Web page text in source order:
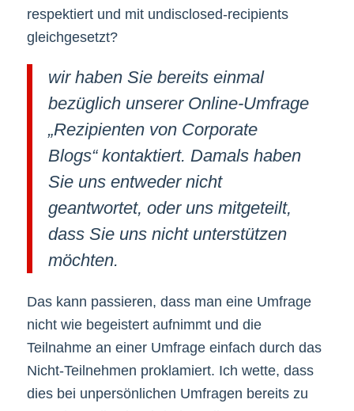
respektiert und mit undisclosed-recipients
gleichgesetzt?
wir haben Sie bereits einmal
bezüglich unserer Online-Umfrage
„Rezipienten von Corporate
Blogs“ kontaktiert. Damals haben
Sie uns entweder nicht
geantwortet, oder uns mitgeteilt,
dass Sie uns nicht unterstützen
möchten.
Das kann passieren, dass man eine Umfrage
nicht wie begeistert aufnimmt und die
Teilnahme an einer Umfrage einfach durch das
Nicht-Teilnehmen proklamiert. Ich wette, dass
dies bei unpersönlichen Umfragen bereits zu